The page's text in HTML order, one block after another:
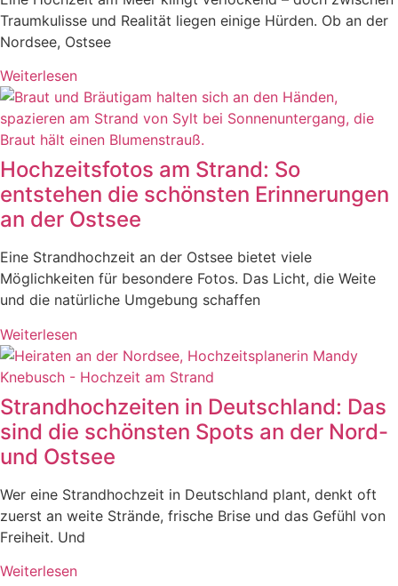
Traumkulisse und Realität liegen einige Hürden. Ob an der
Nordsee, Ostsee
Weiterlesen
Hochzeitsfotos am Strand: So
entstehen die schönsten Erinnerungen
an der Ostsee
Eine Strandhochzeit an der Ostsee bietet viele
Möglichkeiten für besondere Fotos. Das Licht, die Weite
und die natürliche Umgebung schaffen
Weiterlesen
Strandhochzeiten in Deutschland: Das
sind die schönsten Spots an der Nord-
und Ostsee
Wer eine Strandhochzeit in Deutschland plant, denkt oft
zuerst an weite Strände, frische Brise und das Gefühl von
Freiheit. Und
Weiterlesen